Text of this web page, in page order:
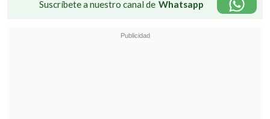
Suscríbete a nuestro canal de Whatsapp